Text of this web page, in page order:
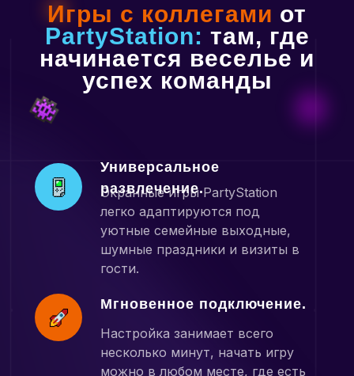
Игры с коллегами от
PartyStation: там, где
начинается веселье и
успех команды
Универсальное
развлечение.
Экранные игры PartyStation
легко адаптируются под
уютные семейные выходные,
шумные праздники и визиты в
гости.
Мгновенное подключение.
Настройка занимает всего
несколько минут, начать игру
можно в любом месте, где есть